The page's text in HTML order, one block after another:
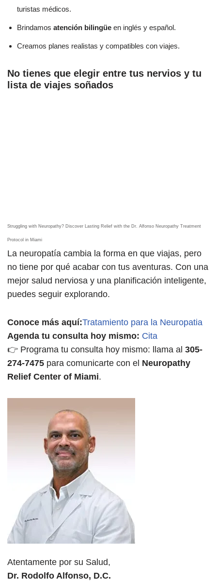
turistas médicos.
Brindamos atención bilingüe en inglés y español.
Creamos planes realistas y compatibles con viajes.
No tienes que elegir entre tus nervios y tu
lista de viajes soñados
Struggling with Neuropathy? Discover Lasting Relief with the Dr. Alfonso Neuropathy Treatment
Protocol in Miami
La neuropatía cambia la forma en que viajas, pero
no tiene por qué acabar con tus aventuras. Con una
mejor salud nerviosa y una planificación inteligente,
puedes seguir explorando.
Conoce más aquí:Tratamiento para la Neuropatia
Agenda tu consulta hoy mismo: Cita
👉 Programa tu consulta hoy mismo: llama al 305-
274-7475 para comunicarte con el Neuropathy
Relief Center of Miami.
Atentamente por su Salud,
Dr. Rodolfo Alfonso, D.C.